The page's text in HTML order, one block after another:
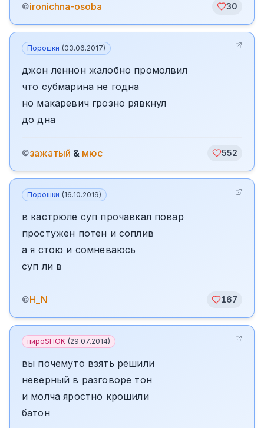
©ironichna-osoba 30
Порошки (03.06.2017)
джон леннон жалобно промолвил
что субмарина не годна
но макаревич грозно рявкнул
до дна
©зажатый & мюс 552
Порошки (16.10.2019)
в кастрюле суп прочавкал повар
простужен потен и соплив
а я стою и сомневаюсь
суп ли в
©H_N 167
пироSHOK (29.07.2014)
вы почемуто взять решили
неверный в разговоре тон
и молча яростно крошили
батон